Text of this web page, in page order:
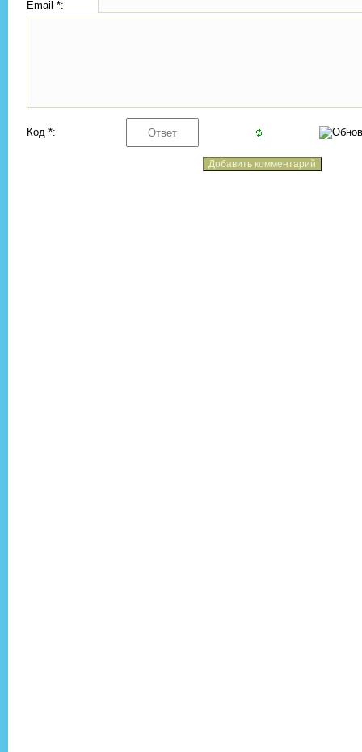
Email *:
Код *: